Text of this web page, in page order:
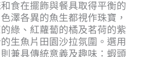
食在擺飾與餐具取得平衡的
澤各異的魚生都視作珠寶，
綠、紅蘿蔔的橘及茗荷的紫
生魚片田園沙拉氛圍。選用
兼具傳統意義及趣味：蝦頭